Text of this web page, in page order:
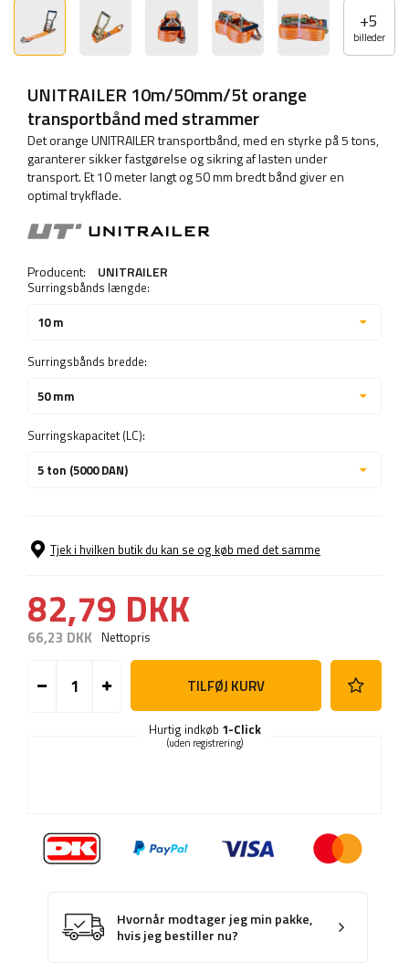
+5
billeder
UNITRAILER 10m/50mm/5t orange
transportbånd med strammer
Det orange UNITRAILER transportbånd, med en styrke på 5 tons,
garanterer sikker fastgørelse og sikring af lasten under
transport. Et 10 meter langt og 50 mm bredt bånd giver en
optimal trykflade.
Producent: UNITRAILER
Surringsbånds længde:
10 m
Surringsbånds bredde:
50 mm
Surringskapacitet (LC):
5 ton (5000 DAN)
Tjek i hvilken butik du kan se og køb med det samme
82,79 DKK
66,23 DKK Nettopris
TILFØJ KURV
Hurtig indkøb 1-Click
(uden registrering)
Hvornår modtager jeg min pakke,
hvis jeg bestiller nu?